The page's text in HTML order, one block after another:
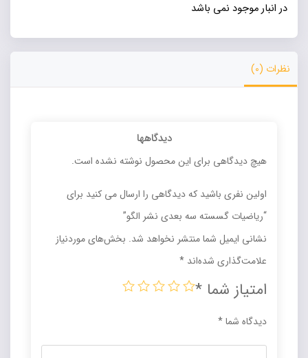
در انبار موجود نمی باشد
نظرات (0)
دیدگاهها
هیچ دیدگاهی برای این محصول نوشته نشده است.
اولین نفری باشید که دیدگاهی را ارسال می کنید برای
“ریاضیات گسسته سه بعدی نشر الگو”
نشانی ایمیل شما منتشر نخواهد شد. بخش‌های موردنیاز
علامت‌گذاری شده‌اند *
امتیاز شما *
دیدگاه شما*